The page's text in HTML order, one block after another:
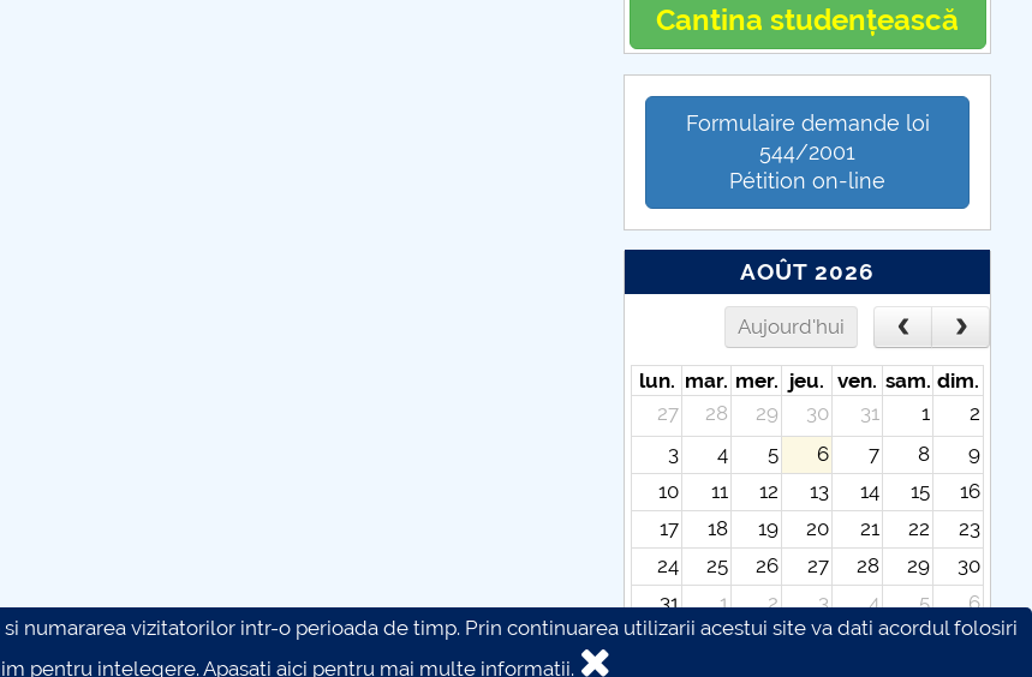
Cantina studențească
Formulaire demande loi
544/2001
Pétition on-line
AOÛT 2026
Aujourd'hui
lun. mar. mer. jeu. ven. sam. dim.
27
28 29 30 31 1
2
3
4 5 6 7 8
9
10
11 12 13 14 15
16
17
18 19 20 21 22
23
24
25 26 27 28 29
30
31
1 2 3 4 5
6
numararea vizitatorilor intr-o perioada de timp. Prin continuarea utilizarii acestui site va dati acordul folosiri
pentru intelegere.Apasati aici pentru mai multe informatii.